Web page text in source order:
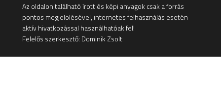
Az oldalon található írott és képi anyagok csak a forrás
pontos megjelölésével, internetes felhasználás esetén
aktív hivatkozással használhatóak fel!
Felelős szerkesztő: Dominik Zsolt